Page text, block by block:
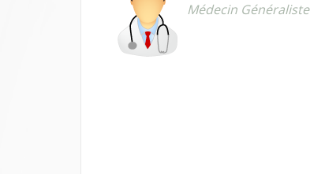
Médecin Généraliste